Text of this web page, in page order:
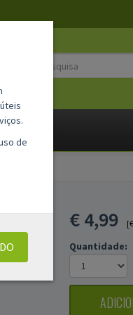
€4,99
Quantidade:
de